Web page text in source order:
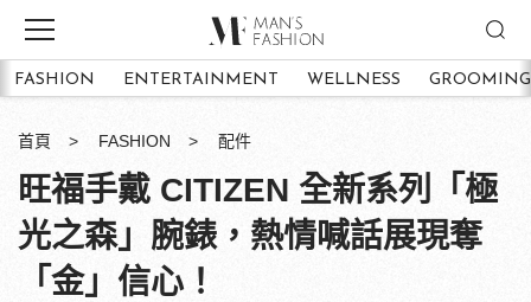
FASHION ENTERTAINMENT WELLNESS GROOMING
首頁 FASHION 配件
旺福手戴 CITIZEN 全新系列「極
光之森」腕錶，熱情喊話展現奪
「金」信心！